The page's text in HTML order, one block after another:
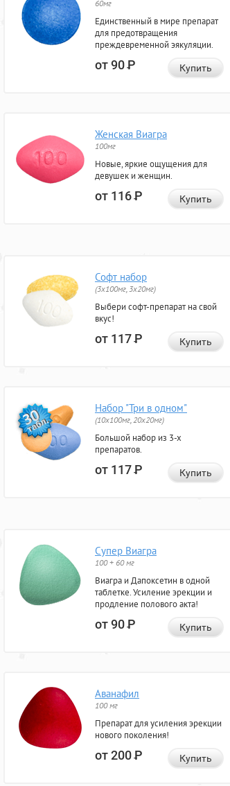
60мг
Единственный в мире препарат
для предотвращения
преждевременной эякуляции.
от 90Р Купить
Женская Виагра
100мг
Новые, яркие ощущения для
девушек и женщин.
от 116Р Купить
Софт набор
(3x100мг, 3x20мг)
Выбери софт-препарат на свой
вкус!
от 117Р Купить
Набор "Три в одном"
(10x100мг, 20x20мг)
Большой набор из 3-х
препаратов.
от 117Р Купить
Супер Виагра
100 + 60 мг
Виагра и Дапоксетин в одной
таблетке. Усиление эрекции и
продление полового акта!
от 90Р Купить
Аванафил
100 мг
Препарат для усиления эрекции
нового поколения!
от 200Р Купить